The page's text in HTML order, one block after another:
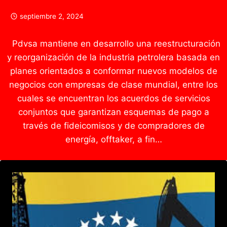
septiembre 2, 2024
Pdvsa mantiene en desarrollo una reestructuración
y reorganización de la industria petrolera basada en
planes orientados a conformar nuevos modelos de
negocios con empresas de clase mundial, entre los
cuales se encuentran los acuerdos de servicios
conjuntos que garantizan esquemas de pago a
través de fideicomisos y de compradores de
energía, offtaker, a fin…